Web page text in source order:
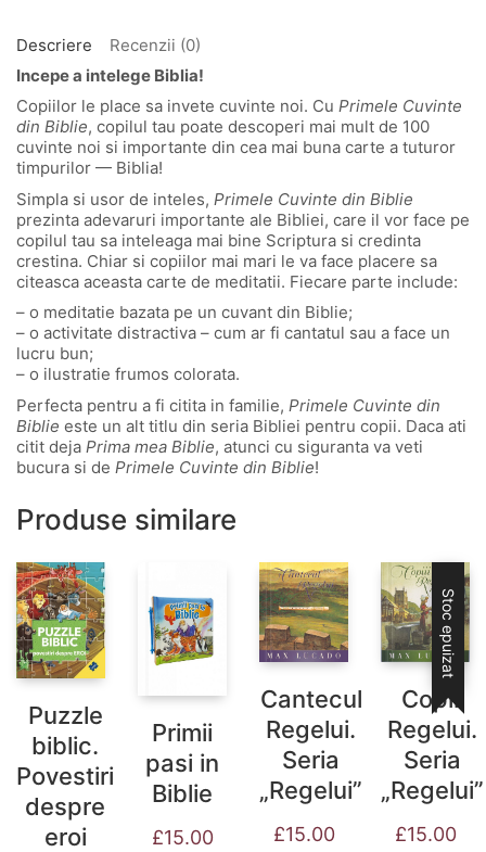
Descriere
Recenzii (0)
Incepe a intelege Biblia!
Copiilor le place sa invete cuvinte noi. Cu Primele Cuvinte
din Biblie, copilul tau poate descoperi mai mult de 100
cuvinte noi si importante din cea mai buna carte a tuturor
timpurilor — Biblia!
Simpla si usor de inteles, Primele Cuvinte din Biblie
prezinta adevaruri importante ale Bibliei, care il vor face pe
copilul tau sa inteleaga mai bine Scriptura si credinta
crestina. Chiar si copiilor mai mari le va face placere sa
citeasca aceasta carte de meditatii. Fiecare parte include:
– o meditatie bazata pe un cuvant din Biblie;
– o activitate distractiva – cum ar fi cantatul sau a face un
lucru bun;
– o ilustratie frumos colorata.
Perfecta pentru a fi citita in familie, Primele Cuvinte din
Biblie este un alt titlu din seria Bibliei pentru copii. Daca ati
citit deja Prima mea Biblie, atunci cu siguranta va veti
bucura si de Primele Cuvinte din Biblie!
Produse similare
Puzzle
biblic.
Povestiri
despre
eroi
Primii
pasi in
Biblie
£15.00
Cantecul
Regelui.
Seria
„Regelui”
£15.00
Stoc epuizat
Copiii
Regelui.
Seria
„Regelui”
£15.00